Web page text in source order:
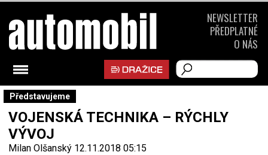
Představujeme
VOJENSKÁ TECHNIKA – RÝCHLY
VÝVOJ
Milan Olšanský 12.11.2018 05:15
NEWSLETTER
PŘEDPLATNÉ
O NÁS